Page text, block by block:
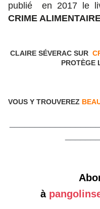
publié en 2017 le
CRIME
CLAIRE SÉVERAC SUR
PROTÈGE
VOUS Y TROUVEREZ
à